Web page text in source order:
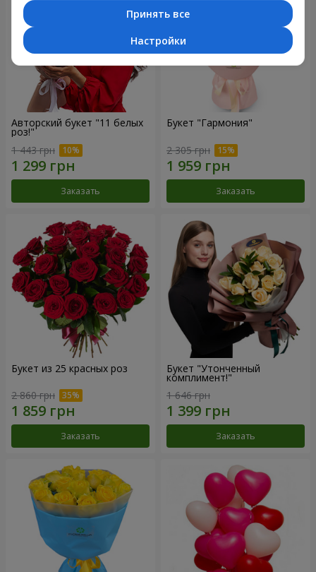
Авторский букет "11 белых
роз!"
1 443 грн
Заказать
Букет "Гармония"
2 305 грн
Заказать
Букет из 25 красных роз
2 860 грн
Заказать
Букет "Утонченный
комплимент!"
1 646 грн
Заказать
Принять все
Настройки